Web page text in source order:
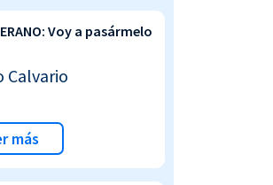
Voy a pasármelo
Calvario
más